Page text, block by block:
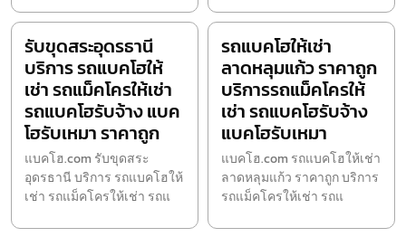
รับขุดสระอุดรธานี
บริการ รถแบคโฮให้
เช่า รถแม็คโครให้เช่า
รถแบคโฮรับจ้าง แบค
โฮรับเหมา ราคาถูก
แบคโฮ.com รับขุดสระ
อุดรธานี บริการ รถแบคโฮให้
เช่า รถแม็คโครให้เช่า รถแ
รถแบคโฮให้เช่า
ลาดหลุมแก้ว ราคาถูก
บริการรถแม็คโครให้
เช่า รถแบคโฮรับจ้าง
แบคโฮรับเหมา
แบคโฮ.com รถแบคโฮให้เช่า
ลาดหลุมแก้ว ราคาถูก บริการ
รถแม็คโครให้เช่า รถแ